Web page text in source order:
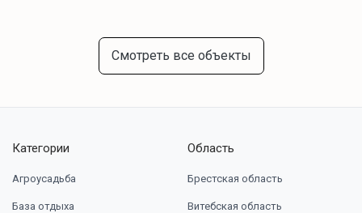
Смотреть все объекты
Категории
Агроусадьба
База отдыха
Область
Брестская область
Витебская область